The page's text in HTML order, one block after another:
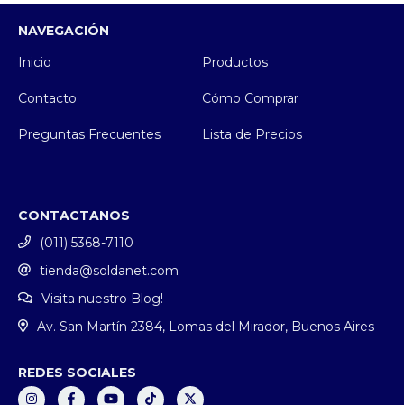
NAVEGACIÓN
Inicio
Productos
Contacto Cómo Comprar
Preguntas Frecuentes Lista de Precios
CONTACTANOS
(011) 5368-7110
tienda@soldanet.com
Visita nuestro Blog!
Av. San Martín 2384, Lomas del Mirador, Buenos Aires
REDES SOCIALES